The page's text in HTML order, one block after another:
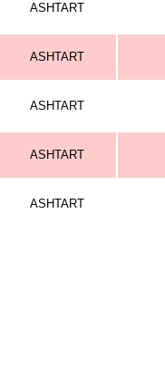
ASHTART
ASHTART
ASHTART
ASHTART
ASHTART